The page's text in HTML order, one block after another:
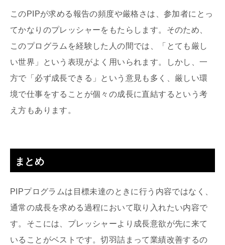
このPIPが求める報告の頻度や厳格さは、参加者にとっ
てかなりのプレッシャーをもたらします。そのため、
このプログラムを経験した人の間では、「とても厳し
い世界」という表現がよく用いられます。しかし、一
方で「必ず成長できる」という意見も多く、厳しい環
境で仕事をすることが個々の成長に直結するという考
え方もあります。
まとめ
PIPプログラムは目標未達のときに行う内容ではなく、
通常の成長を求める過程において取り入れたい内容で
す。そこには、プレッシャーより成長意欲が先に来て
いることがベストです。切羽詰まって業績改善するの